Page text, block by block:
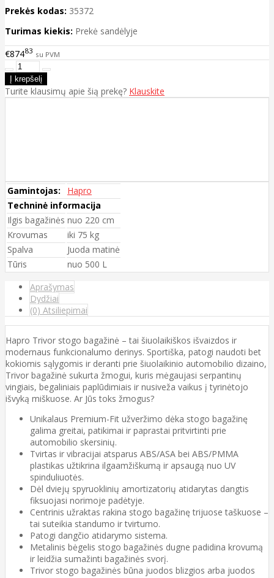
Prekės kodas: 35372
Turimas kiekis: Prekė sandėlyje
€87483 su PVM
Turite klausimų apie šią prekę? Klauskite
Gamintojas:
Hapro
Techninė informacija
Ilgis bagažinės nuo 220 cm
Krovumas
iki 75 kg
Spalva
Juoda matinė
Tūris
nuo 500 L
Aprašymas
Dydžiai
(0) Atsiliepimai
Hapro Trivor stogo bagažinė – tai šiuolaikiškos išvaizdos ir
modernaus funkcionalumo derinys. Sportiška, patogi naudoti bet
kokiomis sąlygomis ir deranti prie šiuolaikinio automobilio dizaino,
Trivor bagažinė sukurta žmogui, kuris mėgaujasi serpantinų
vingiais, begaliniais paplūdimiais ir nusiveža vaikus į tyrinėtojo
išvyką miškuose. Ar Jūs toks žmogus?
Unikalaus Premium-Fit užveržimo dėka stogo bagažinę
galima greitai, patikimai ir paprastai pritvirtinti prie
automobilio skersinių.
Tvirtas ir vibracijai atsparus ABS/ASA bei ABS/PMMA
plastikas užtikrina ilgaamžiškumą ir apsaugą nuo UV
spinduliuotės.
Dėl dviejų spyruoklinių amortizatorių atidarytas dangtis
fiksuojasi norimoje padėtyje.
Centrinis užraktas rakina stogo bagažinę trijuose taškuose –
tai suteikia standumo ir tvirtumo.
Patogi dangčio atidarymo sistema.
Metalinis bėgelis stogo bagažinės dugne padidina krovumą
ir leidžia sumažinti bagažinės svorį.
Trivor stogo bagažinės būna juodos blizgios arba juodos